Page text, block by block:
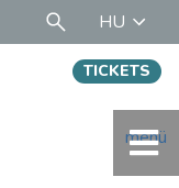
HU
menü
TICKETS